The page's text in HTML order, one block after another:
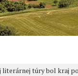
túry bol kraj